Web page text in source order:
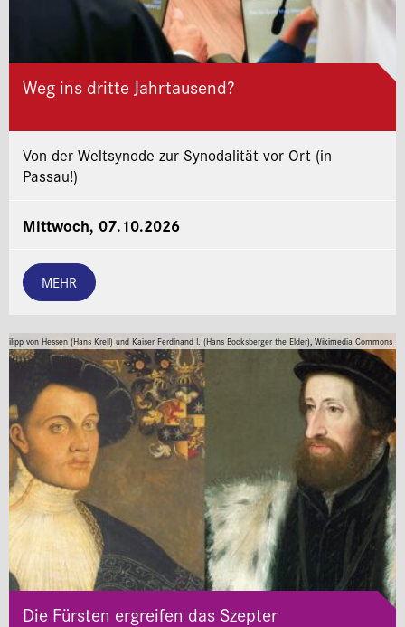
Weg ins dritte Jahrtausend?
Von der Weltsynode zur Synodalität vor Ort (in
Passau!)
Mittwoch, 07.10.2026
MEHR
Philipp von Hessen (Hans Krell) und Kaiser Ferdinand I. (Hans Bocksberger the Elder), Wikimedia Commons
Die Fürsten ergreifen das Szepter